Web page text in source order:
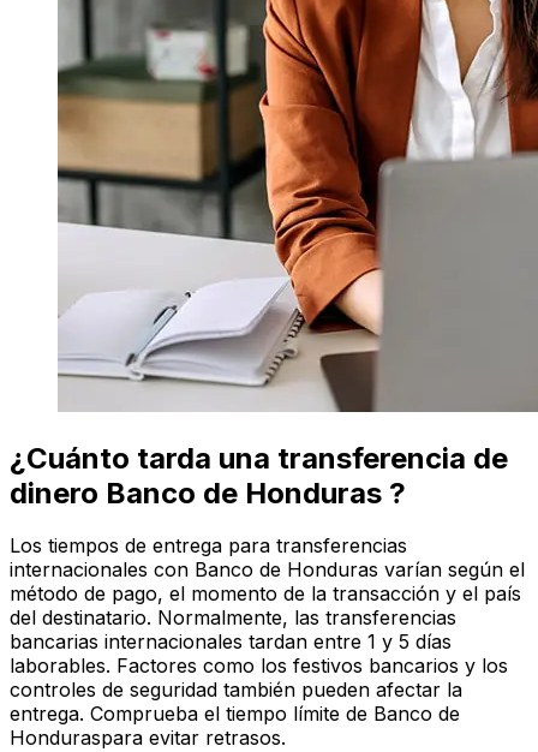
¿Cuánto tarda una transferencia de
dinero Banco de Honduras ?
Los tiempos de entrega para transferencias
internacionales con Banco de Honduras varían según el
método de pago, el momento de la transacción y el país
del destinatario. Normalmente, las transferencias
bancarias internacionales tardan entre 1 y 5 días
laborables. Factores como los festivos bancarios y los
controles de seguridad también pueden afectar la
entrega. Comprueba el tiempo límite de Banco de
Honduraspara evitar retrasos.